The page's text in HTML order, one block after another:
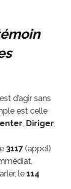
d’agir sans
est celle
, Diriger,
3117 (appel)
le 114